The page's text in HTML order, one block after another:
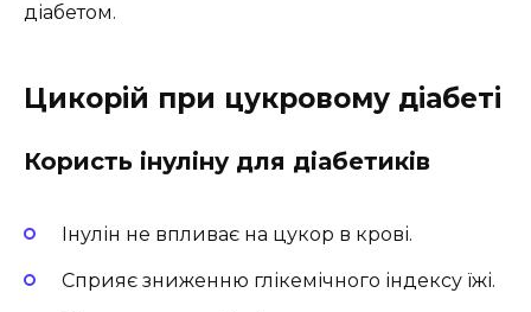
діабетом.
Цикорій при цукровому діабеті
Користь інуліну для діабетиків
Інулін не впливає на цукор в крові.
Сприяє зниженню глікемічного індексу їжі.